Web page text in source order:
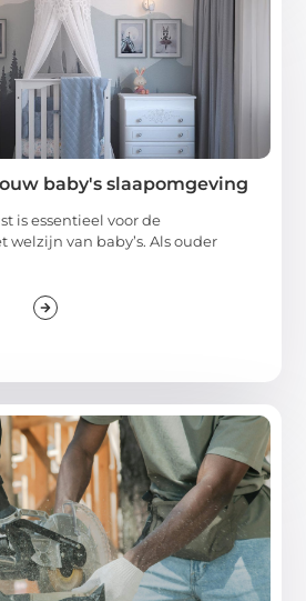
baby's slaapomgeving
is essentieel voor de
van baby’s. Als ouder